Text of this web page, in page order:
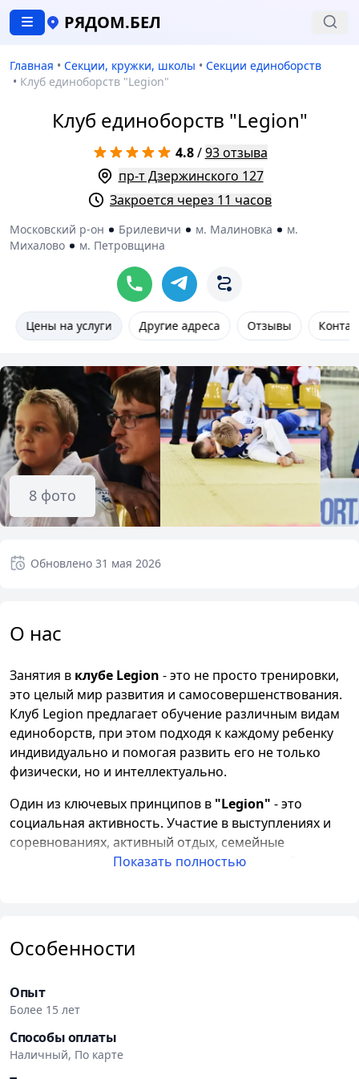
РЯДОМ.БЕЛ
Главная • Секции, кружки, школы • Секции единоборств
• Клуб единоборств "Legion"
Клуб единоборств "Legion"
4.8/93 отзыва
пр-т Дзержинского 127
Закроется через 11 часов
Московский р-он Брилевичи м. Малиновка
м.
Михалово
м. Петровщина
Цены на услуги Другие адреса Отзывы
8 фото
Обновлено 31 мая 2026
О нас
Занятия в клубе Legion - это не просто тренировки,
это целый мир развития и самосовершенствования.
Клуб Legion предлагает обучение различным видам
единоборств, при этом подходя к каждому ребенку
индивидуально и помогая развить его не только
физически, но и интеллектуально.
Один из ключевых принципов в "Legion" - это
социальная активность. Участие в выступлениях и
соревнованиях, активный отдых, семейные
мероприятия и другие активности делают обучение
Качественное кимоно, нашивки и поясная система,
используется для отслеживания прогресса и
достижений каждого ребенка.
Спортивный клуб Legion гордится своим
качеством.Он аккредитован Белорусской
Показать полностью
Особенности
Опыт
Более 15 лет
Способы оплаты
Наличный, По карте